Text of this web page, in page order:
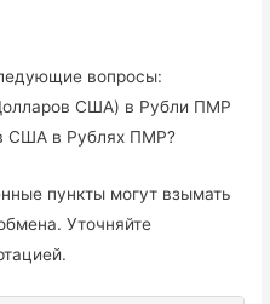
вопросы:
США) в Рубли ПМР
США в Рублях ПМР?
пункты могут взымать
Уточняйте